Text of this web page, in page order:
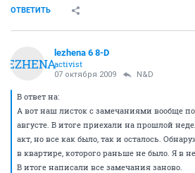
ОТВЕТИТЬ
LEZHENA
lezhena 6 8-D
activist
07 октября 2009 N&D
В ответ на:
А вот наш листок с замечаниями вообще
августе. В итоге приехали на прошлой
акт, но все как было, так и осталось.
в квартире, которого раньше не было. Я в
В итоге написали все замечания заново.